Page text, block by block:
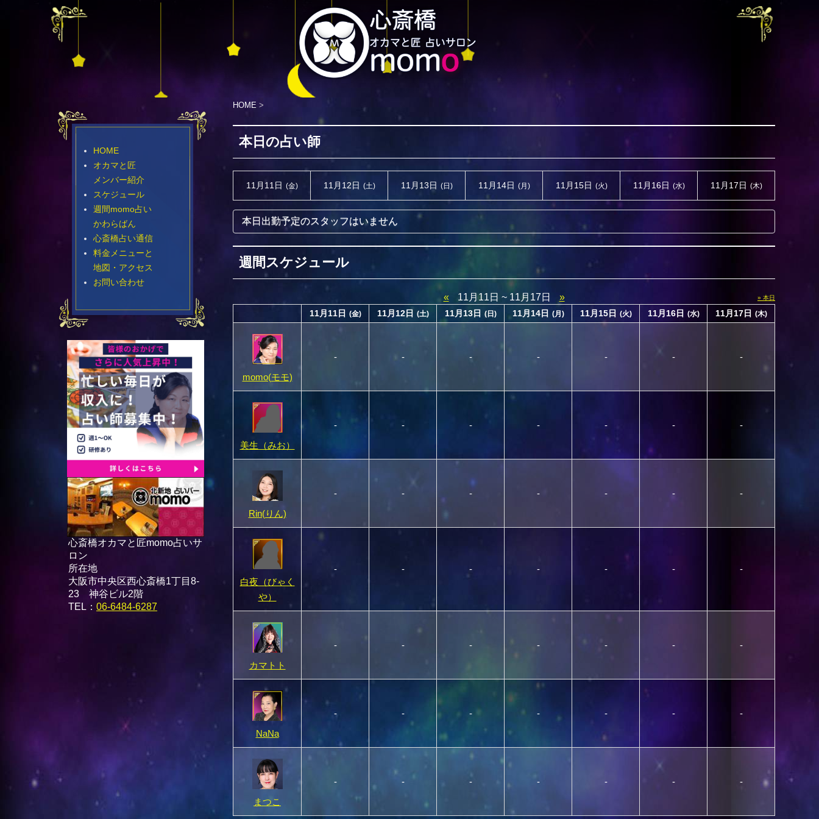
HOME >
本日の占い師
11月11日 (金) 11月12日 (土) 11月13日 (日) 11月14日 (月) 11月15日 (火) 11月16日 (水) 11月17日 (木)
本日出勤予定のスタッフはいません
週間スケジュール
« 11月11日 ~ 11月17日 » » 本日
11月11日 (金) 11月12日 (土) 11月13日 (日) 11月14日 (月) 11月15日 (火) 11月16日 (水) 11月17日 (木)
momo(モモ)
- - - - - - -
美生（みお）
- - - - - - -
Rin(りん)
- - - - - - -
白夜（びゃく
や）
- - - - - - -
カマトト
- - - - - - -
NaNa
- - - - - - -
まつこ
- - - - - - -
HOME
オカマと匠
メンバー紹介
スケジュール
週間momo占い
かわらばん
心斎橋占い通信
料金メニューと
地図・アクセス
お問い合わせ
心斎橋オカマと匠momo占いサ
ロン
所在地
大阪市中央区西心斎橋1丁目8-
23 神谷ビル2階
TEL： 06-6484-6287